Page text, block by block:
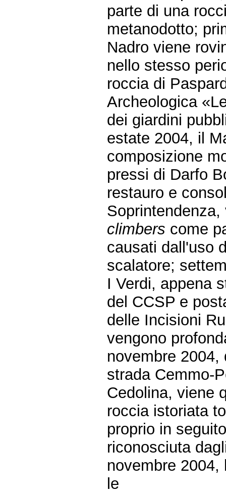
parte di una
metanodotto;
Nadro viene
nello stesso
roccia di
Archeologica
dei giardini
estate 2004, il
composizione
pressi di Darfo
restauro e
climbers come
causati dall'uso
scalatore;
I Verdi, appena
del CCSP e
delle Incisioni
vengono
novembre
strada Cemmo-
Cedolina, viene
roccia istoriata
proprio in
riconosciuta
novembre
le